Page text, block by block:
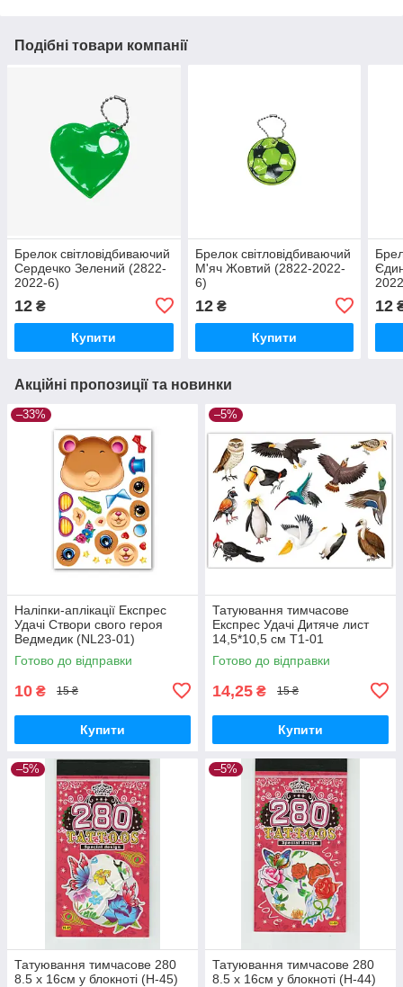
Подібні товари компанії
Брелок світловідбиваючий
Сердечко Зелений (2822-
2022-6)
12 ₴
Купити
Брелок світловідбиваючий
М'яч Жовтий (2822-2022-
6)
12₴
Купити
12
Акційні пропозиції та новинки
–33%
Наліпки-аплікації Експрес
Удачі Створи свого героя
Ведмедик (NL23-01)
Готово до відправки
10 ₴ 15 ₴
Купити
–5%
Татуювання тимчасове
Експрес Удачі Дитяче лист
14,5*10,5 см Т1-01
Готово до відправки
14,25 ₴ 15 ₴
Купити
–5%
Татуювання тимчасове 280
8.5 х 16см у блокноті (H-45)
–5%
Татуювання тимчасове 280
8.5 х 16см у блокноті (H-44)